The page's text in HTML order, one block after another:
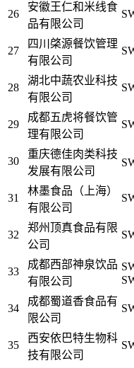
26
安徽王仁和米线食
品有限公司
27
四川棨源餐饮管理
有限公司
28
湖北中蔬农业科技
有限公司
29
成都五虎将餐饮管
理有限公司
30
重庆德佳肉类科技
发展有限公司
31
林墨食品（上海）
有限公司
32
郑州顶真食品有限
公司
33
成都西部神泉饮品
有限公司
34
成都蜀道香食品有
限公司
35
西安依巴特生物科
技有限公司